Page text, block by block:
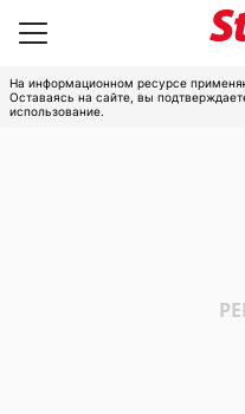
На информационном ресурсе
Оставаясь на сайте, вы
использование.